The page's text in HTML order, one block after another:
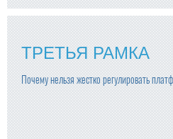
ТРЕТЬЯ РАМКА
Почему нельзя жестко регулировать